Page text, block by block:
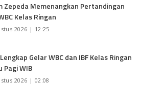
Zepeda Memenangkan Pertandingan
Kelas Ringan
2026 | 12:25
Gelar WBC dan IBF Kelas Ringan
Pagi WIB
2026 | 02:08